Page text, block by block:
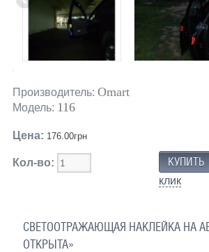
Производитель: Omart
Модель: 116
Цена: 176.00грн
Кол-во:
клик
СВЕТООТРАЖАЮЩАЯ НАКЛЕЙКА НА
ОТКРЫТА»